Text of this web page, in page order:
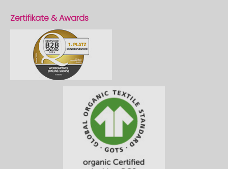
Zertifikate & Awards